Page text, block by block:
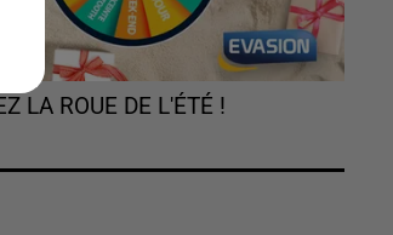
LA ROUE DE L'ÉTÉ !